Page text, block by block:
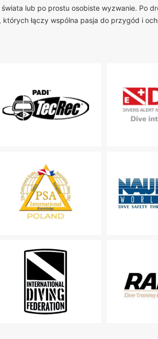
lub po prostu osobiste wyzwanie. Po
łączy wspólna pasja do przygód i